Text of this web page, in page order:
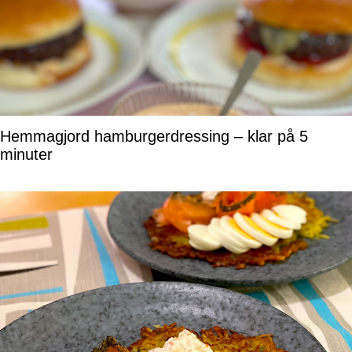
Hemmagjord hamburgerdressing – klar på 5
minuter